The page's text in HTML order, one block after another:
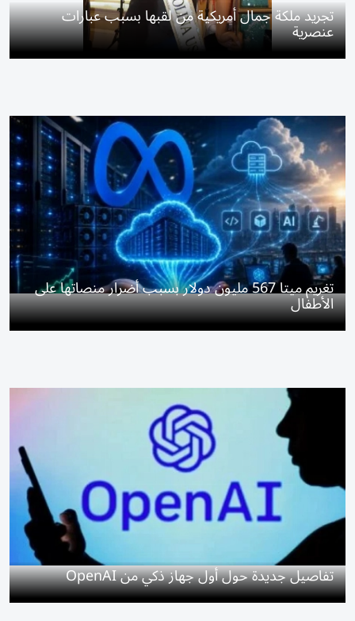
تجريد ملكة جمال أمريكية من لقبها بسبب عبارات
عنصرية
تغريم ميتا 567 مليون دولار بسبب أضرار منصاتها على
الأطفال
تفاصيل جديدة حول أول جهاز ذكي من OpenAI